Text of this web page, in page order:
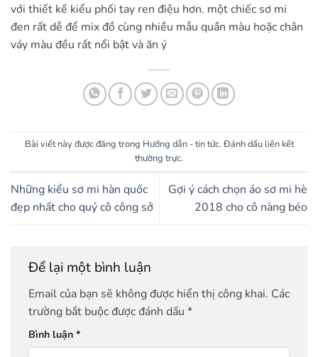
với thiết kế kiểu phối tay ren điệu hơn. một chiếc sơ mi
đen rất dễ để mix đồ cùng nhiều mẫu quần màu hoặc chân
váy màu đều rất nổi bật và ăn ý
Bài viết này được đăng trong Hướng dẫn - tin tức. Đánh dấu liên kết
thường trực.
Những kiểu sơ mi hàn quốc
đẹp nhất cho quý cô công sở
Gợi ý cách chọn áo sơ mi hè
2018 cho cô nàng béo
Để lại một bình luận
Email của bạn sẽ không được hiển thị công khai. Các
trường bắt buộc được đánh dấu *
Bình luận *